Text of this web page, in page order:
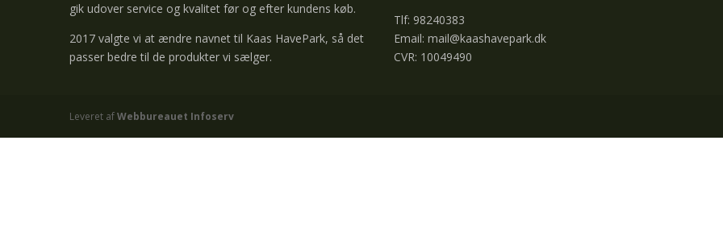
gik udover service og kvalitet før og efter kundens køb.
2017 valgte vi at ændre navnet til Kaas HavePark, så det
passer bedre til de produkter vi sælger.
Tlf: 98240383
Email:mail@kaashavepark.dk
CVR: 10049490
Leveret afWebbureauet Infoserv